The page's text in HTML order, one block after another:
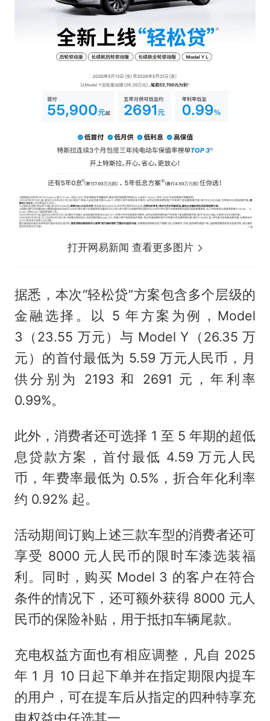
打开网易新闻 查看更多图片
据悉，本次“轻松贷”方案包含多个层级的
金融选择。以 5 年方案为例，Model
3（23.55 万元）与 Model Y（26.35 万
元）的首付最低为 5.59 万元人民币，月
供分别为 2193 和 2691 元，年利率
0.99%。
此外，消费者还可选择 1 至 5 年期的超低
息贷款方案，首付最低 4.59 万元人民
币，年费率最低为 0.5%，折合年化利率
约 0.92% 起。
活动期间订购上述三款车型的消费者还可
享受 8000 元人民币的限时车漆选装福
利。同时，购买 Model 3 的客户在符合
条件的情况下，还可额外获得 8000 元人
民币的保险补贴，用于抵扣车辆尾款。
充电权益方面也有相应调整，凡自 2025
年 1 月 10 日起下单并在指定期限内提车
的用户，可在提车后从指定的四种特享充